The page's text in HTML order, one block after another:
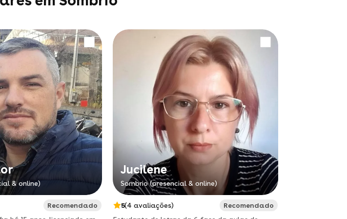
& online)
Recomendado
Jucilene
Sombrio (presencial & online)
5(4 avaliações)
Recomendado